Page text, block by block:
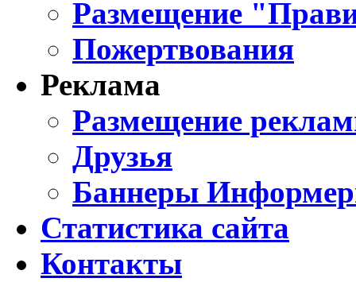
Размещение
Пожертвования
Реклама
Размещение
Друзья
Баннеры
Статистика сайта
Контакты